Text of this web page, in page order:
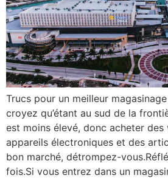
Trucs pour un meilleur
croyez qu’étant au sud de la
est moins élevé, donc acheter des
appareils électroniques et des
bon marché, détrompez-
fois.Si vous entrez dans un